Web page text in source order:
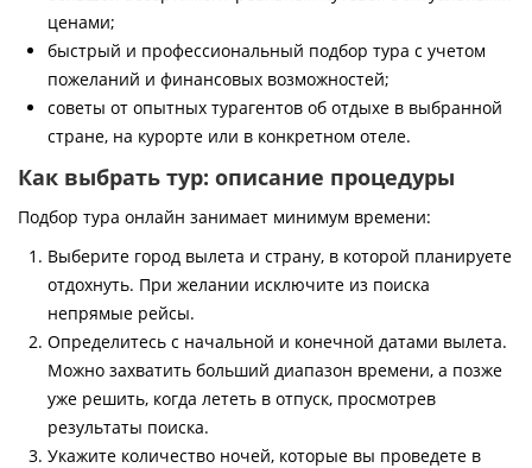
ценами;
быстрый и профессиональный подбор тура с учетом
пожеланий и финансовых возможностей;
советы от опытных турагентов об отдыхе в выбранной
стране, на курорте или в конкретном отеле.
Как выбрать тур: описание процедуры
Подбор тура онлайн занимает минимум времени:
Выберите город вылета и страну, в которой планируете
отдохнуть. При желании исключите из поиска
непрямые рейсы.
Определитесь с начальной и конечной датами вылета.
Можно захватить больший диапазон времени, а позже
уже решить, когда лететь в отпуск, просмотрев
результаты поиска.
Укажите количество ночей, которые вы проведете в